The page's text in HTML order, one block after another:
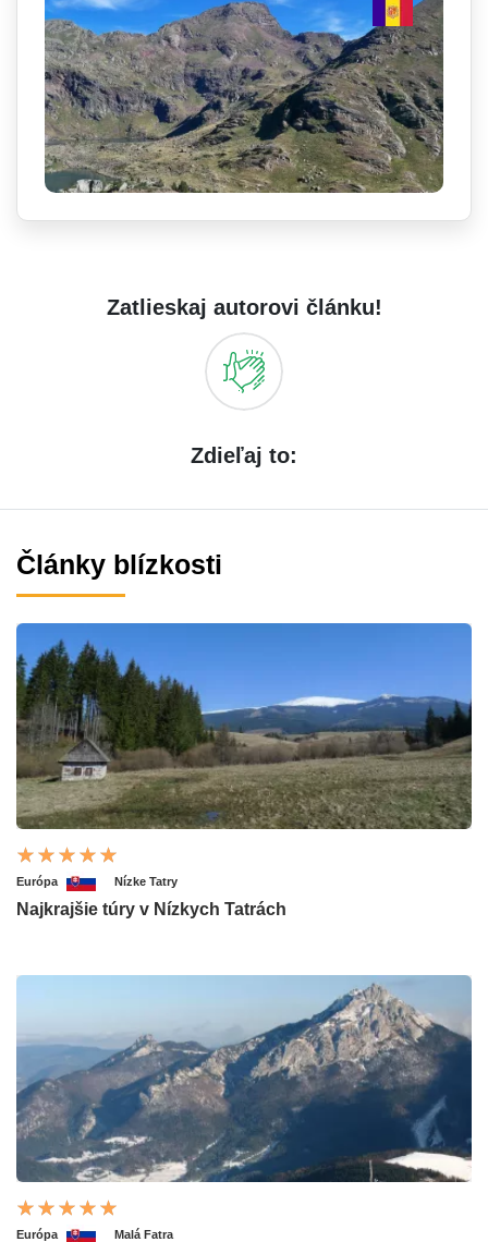
Zatlieskaj autorovi článku!
Zdieľaj to:
Články blízkosti
Európa Nízke Tatry
Najkrajšie túry v Nízkych Tatrách
Európa Malá Fatra